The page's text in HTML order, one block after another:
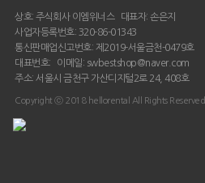
상호: 주식회사 이엠위너스 대표자: 손은지
사업자등록번호: 320-86-01343
통신판매업신고번호: 제2019-서울금천-0479호
대표번호: 이메일: swbestshop@naver.com
주소: 서울시 금천구 가산디지털2로 24, 408호
Copyright ⓒ 2018 hellorental All Rights Reserved.